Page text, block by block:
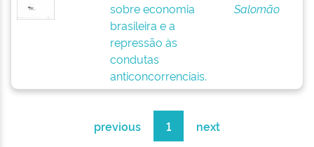
sobre economia
brasileira e a
repressão às
condutas
anticoncorrenciais.
Salomão
previous 1 next